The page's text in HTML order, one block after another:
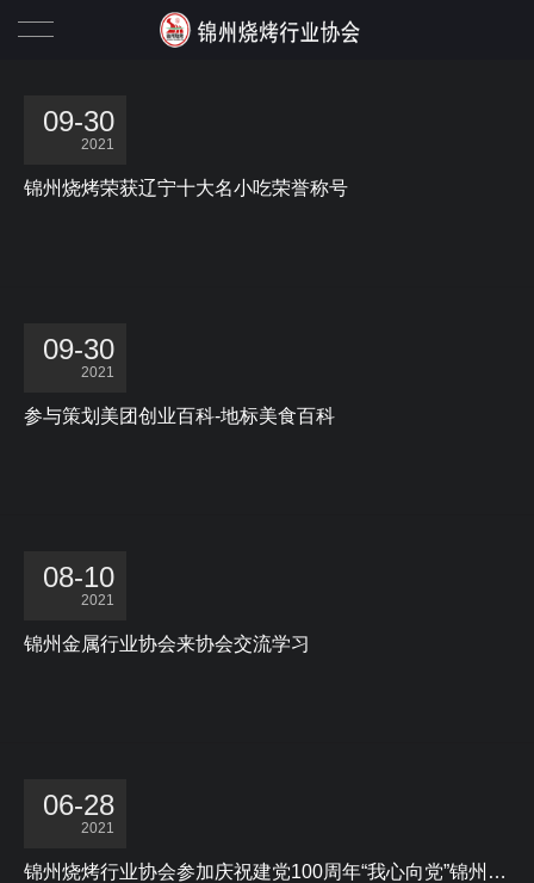
09-30
2021
锦州烧烤荣获辽宁十大名小吃荣誉称号
09-30
2021
参与策划美团创业百科-地标美食百科
08-10
2021
锦州金属行业协会来协会交流学习
06-28
2021
锦州烧烤行业协会参加庆祝建党100周年“我心向党”锦州市民营企业家书画摄影作品展
协会动态
一级会员单位